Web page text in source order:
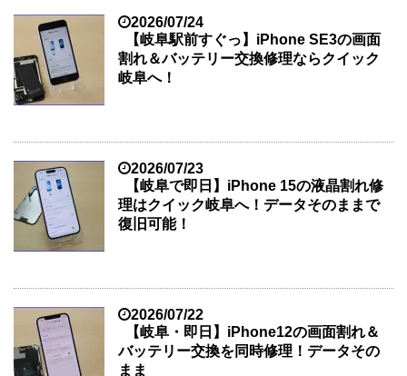
2026/07/24
【岐阜駅前すぐっ】iPhone SE3の画面
割れ＆バッテリー交換修理ならクイック
岐阜へ！
2026/07/23
【岐阜で即日】iPhone 15の液晶割れ修
理はクイック岐阜へ！データそのままで
復旧可能！
2026/07/22
【岐阜・即日】iPhone12の画面割れ＆
バッテリー交換を同時修理！データその
まま